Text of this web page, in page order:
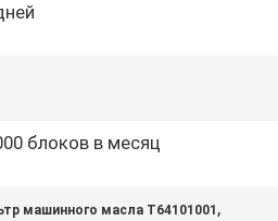
блоков в месяц
машинного масла T64101001 ,